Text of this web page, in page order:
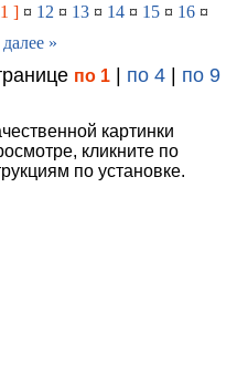
] ¤ 12 ¤ 13 ¤ 14 ¤ 15 ¤ 16 ¤
далее »
по 1 | по 4 | по 9
картинки
кликните по
по установке.